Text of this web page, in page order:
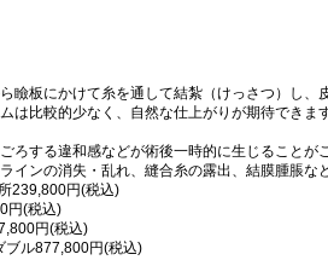
瞼板にかけて糸を通して結紮（けっさつ）し
比較的少なく、自然な仕上がりが期待できます
ろする違和感などが術後一時的に生じること
インの消失・乱れ、縫合糸の露出、結膜腫脹な
239,800円(税込)
円(税込)
円(税込)
ブル877,800円(税込)